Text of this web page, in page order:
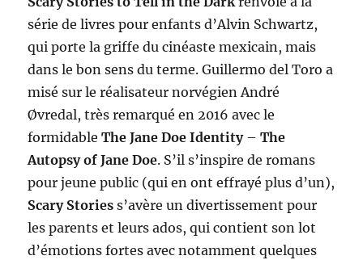
série de livres pour enfants d’Alvin Schwartz,
qui porte la griffe du cinéaste mexicain, mais
dans le bon sens du terme. Guillermo del Toro a
misé sur le réalisateur norvégien André
Øvredal, très remarqué en 2016 avec le
formidableThe Jane Doe Identity–The
Autopsy of Jane Doe. S’il s’inspire de romans
pour jeune public (qui en ont effrayé plus d’un),
Scary Stories s’avère un divertissement pour
les parents et leurs ados, qui contient son lot
d’émotions fortes avec notamment quelques